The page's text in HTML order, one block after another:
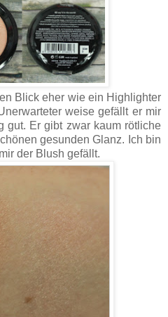
Blick eher wie ein Highlighter
weise gefällt er mir
gut. Er gibt zwar kaum rötliche
gesunden Glanz. Ich bin
der Blush gefällt.